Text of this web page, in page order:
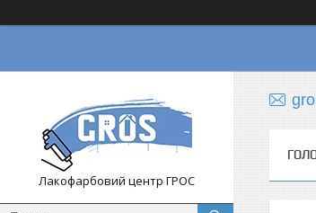
Лакофарбовий центр ГРОС